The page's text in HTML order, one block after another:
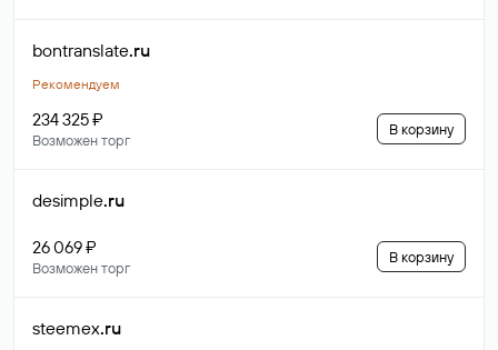
bontranslate.ru
Рекомендуем
234 325 ₽
Возможен торг
В корзину
desimple.ru
26 069 ₽
Возможен торг
В корзину
steemex.ru